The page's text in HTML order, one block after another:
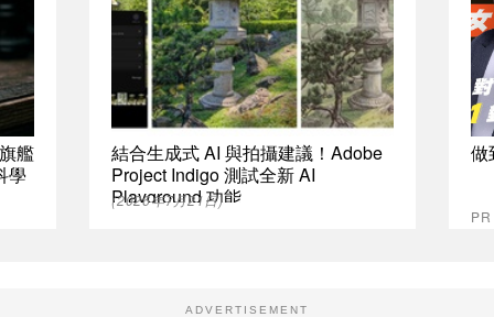
艦
學
結合生成式 AI 與拍攝建議！Adobe
Project Indigo 測試全新 AI
Playground 功能
(2026年7月21日)
做
ADVERTISEMENT